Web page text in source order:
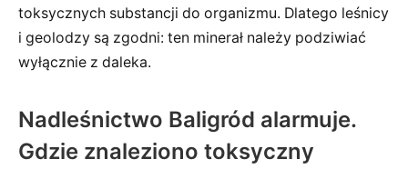
toksycznych substancji do organizmu. Dlatego leśnicy
i geolodzy są zgodni: ten minerał należy podziwiać
wyłącznie z daleka.
Nadleśnictwo Baligród alarmuje.
Gdzie znaleziono toksyczny